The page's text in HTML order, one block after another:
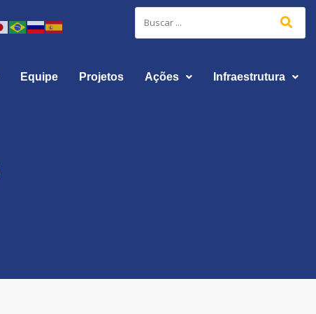
Equipe Projetos Ações Infraestrutura